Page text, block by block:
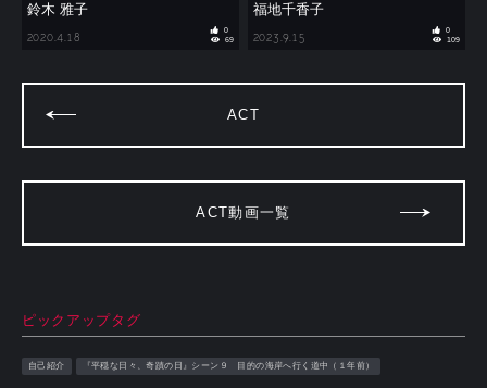
鈴木 雅子
2020.4.18
0
69
福地千香子
2023.9.15
0
109
ACT
ACT動画一覧
ピックアップタグ
自己紹介 『平穏な日々、奇蹟の日』シーン９ 目的の海岸へ行く道中（１年前）